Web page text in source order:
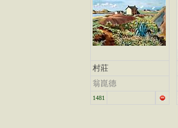
村莊
翁崑德
1481